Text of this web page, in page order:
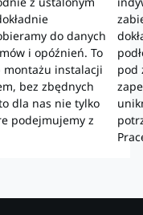
do danych
i opóźnień. To
montażu instalacji
bez zbędnych
dla nas nie tylko
podejmujemy z
pod